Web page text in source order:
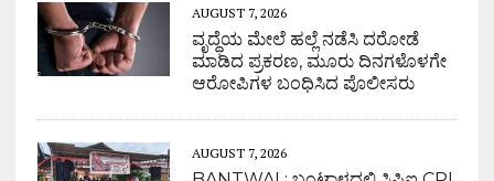
AUGUST 7, 2026
ವೃದ್ಧೆಯ ಮೇಲೆ ಹಲ್ಲೆ ನಡೆಸಿ ದರೋಡೆ
ಮಾಡಿದ ಪ್ರಕರಣ, ಮೂರು ದಿನಗಳೊಳಗೇ
ಆರೋಪಿಗಳ ಬಂಧಿಸಿದ ಪೊಲೀಸರು
AUGUST 7, 2026